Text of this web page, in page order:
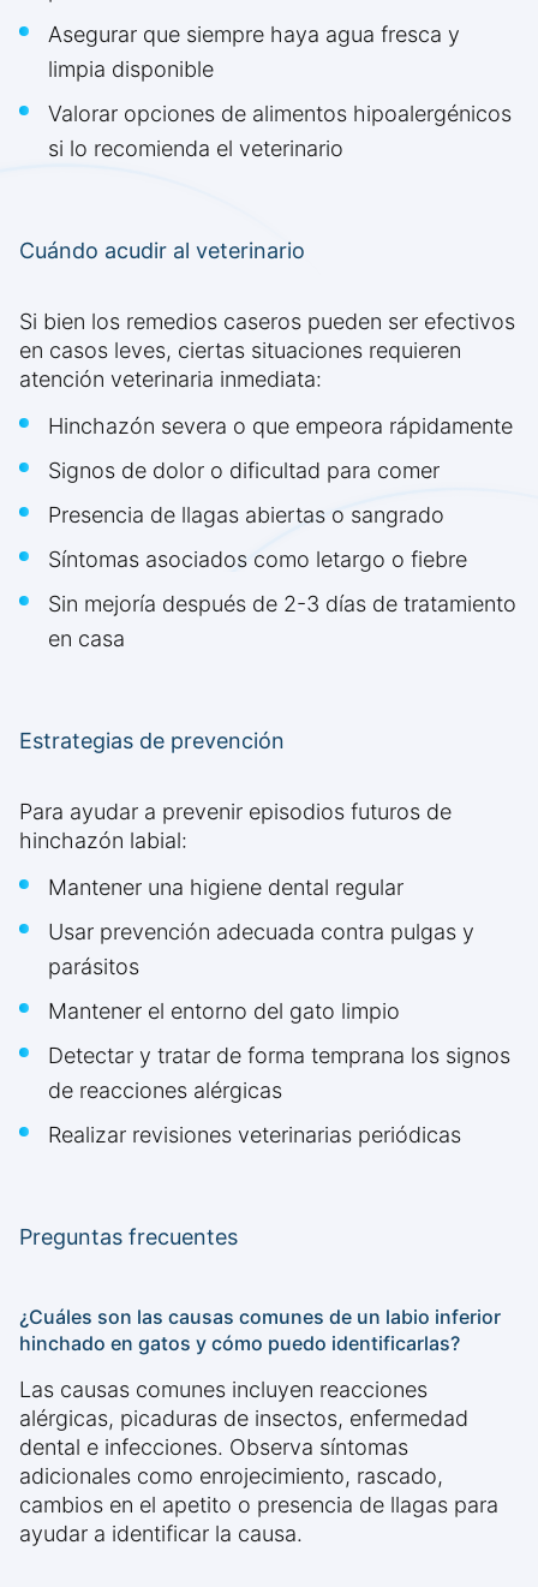
Asegurar que siempre haya agua fresca y
limpia disponible
Valorar opciones de alimentos hipoalergénicos
si lo recomienda el veterinario
Cuándo acudir al veterinario
Si bien los remedios caseros pueden ser efectivos
en casos leves, ciertas situaciones requieren
atención veterinaria inmediata:
Hinchazón severa o que empeora rápidamente
Signos de dolor o dificultad para comer
Presencia de llagas abiertas o sangrado
Síntomas asociados como letargo o fiebre
Sin mejoría después de 2-3 días de tratamiento
en casa
Estrategias de prevención
Para ayudar a prevenir episodios futuros de
hinchazón labial:
Mantener una higiene dental regular
Usar prevención adecuada contra pulgas y
parásitos
Mantener el entorno del gato limpio
Detectar y tratar de forma temprana los signos
de reacciones alérgicas
Realizar revisiones veterinarias periódicas
Preguntas frecuentes
¿Cuáles son las causas comunes de un labio inferior
hinchado en gatos y cómo puedo identificarlas?
Las causas comunes incluyen reacciones
alérgicas, picaduras de insectos, enfermedad
dental e infecciones. Observa síntomas
adicionales como enrojecimiento, rascado,
cambios en el apetito o presencia de llagas para
ayudar a identificar la causa.